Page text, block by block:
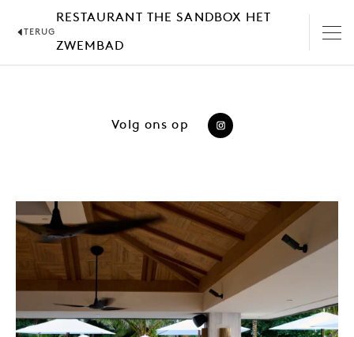
TERUG
RESTAURANT THE SANDBOX HET
ZWEMBAD
Volg ons op